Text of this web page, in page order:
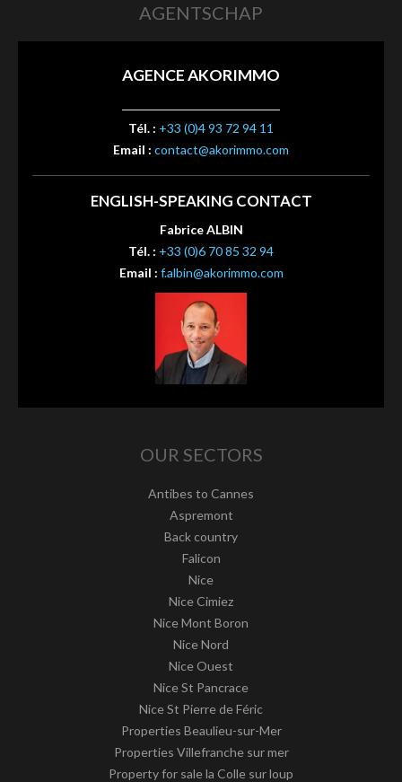
AGENTSCHAP
AGENCE AKORIMMO
Tél. : +33 (0)4 93 72 94 11
Email : contact@akorimmo.com
ENGLISH-SPEAKING CONTACT
Fabrice ALBIN
Tél. : +33 (0)6 70 85 32 94
Email : f.albin@akorimmo.com
OUR SECTORS
Antibes to Cannes
Aspremont
Back country
Falicon
Nice
Nice Cimiez
Nice Mont Boron
Nice Nord
Nice Ouest
Nice St Pancrace
Nice St Pierre de Féric
Properties Beaulieu-sur-Mer
Properties Villefranche sur mer
Property for sale la Colle sur loup